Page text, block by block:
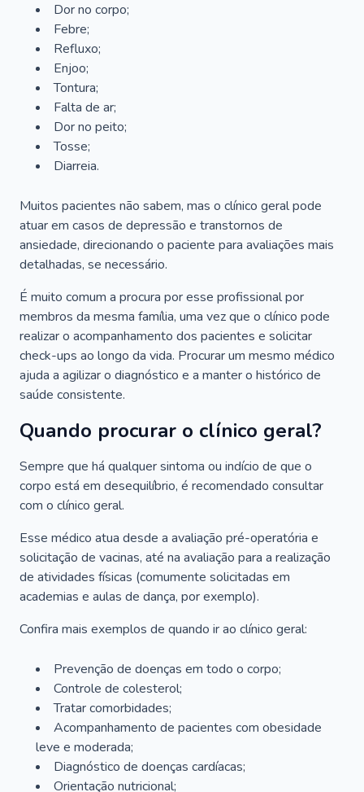
Dor no corpo;
Febre;
Refluxo;
Enjoo;
Tontura;
Falta de ar;
Dor no peito;
Tosse;
Diarreia.
Muitos pacientes não sabem, mas o clínico geral pode
atuar em casos de depressão e transtornos de
ansiedade, direcionando o paciente para avaliações mais
detalhadas, se necessário.
É muito comum a procura por esse profissional por
membros da mesma família, uma vez que o clínico pode
realizar o acompanhamento dos pacientes e solicitar
check-ups ao longo da vida. Procurar um mesmo médico
ajuda a agilizar o diagnóstico e a manter o histórico de
saúde consistente.
Quando procurar o clínico geral?
Sempre que há qualquer sintoma ou indício de que o
corpo está em desequilíbrio, é recomendado consultar
com o clínico geral.
Esse médico atua desde a avaliação pré-operatória e
solicitação de vacinas, até na avaliação para a realização
de atividades físicas (comumente solicitadas em
academias e aulas de dança, por exemplo).
Confira mais exemplos de quando ir ao clínico geral:
Prevenção de doenças em todo o corpo;
Controle de colesterol;
Tratar comorbidades;
Acompanhamento de pacientes com obesidade
leve e moderada;
Diagnóstico de doenças cardíacas;
Orientação nutricional;